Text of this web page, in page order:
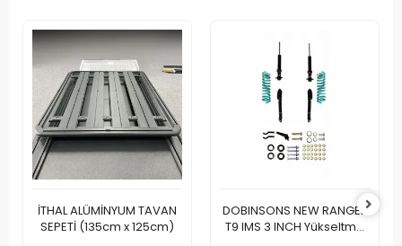
İTHAL ALÜMİNYUM TAVAN
SEPETİ (135cm x 125cm)
DOBINSONS NEW RANGER
T9 IMS 3 INCH Yükseltme